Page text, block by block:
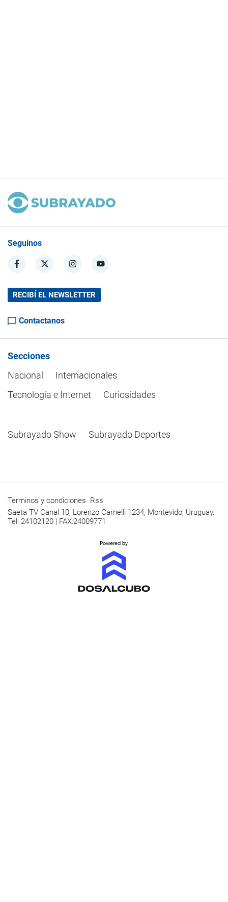
Seguinos
RECIBÍ EL NEWSLETTER
Contactanos
Secciones
Nacional
Internacionales
Tecnología e Internet
Curiosidades
Subrayado Show Subrayado Deportes
Terminos y condiciones Rss
Saeta TV Canal 10, Lorenzo Carnelli 1234, Montevido, Uruguay.
Tel: 24102120 | FAX:24009771